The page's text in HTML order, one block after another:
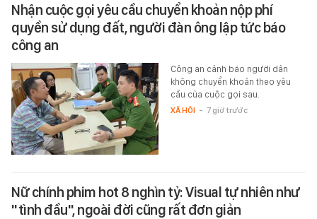
Nhận cuộc gọi yêu cầu chuyển khoản nộp phí
quyền sử dụng đất, người đàn ông lập tức báo
công an
Công an cảnh báo người dân
không chuyển khoản theo yêu
cầu của cuộc gọi sau.
XÃ HỘI - 7 giờ trước
Nữ chính phim hot 8 nghìn tỷ: Visual tự nhiên như
"tình đầu", ngoài đời cũng rất đơn giản